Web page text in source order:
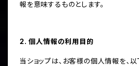
報を意味するものとします。
2. 個人情報の利用目的
当ショップは、お客様の個人情報を、